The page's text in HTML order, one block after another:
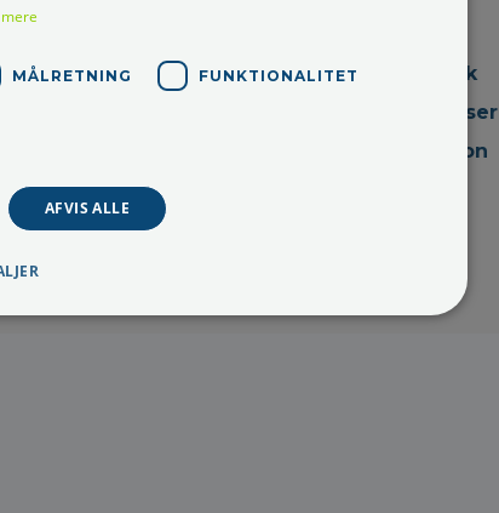
15:00
Persondatapolitik
Handelsbetingelser
Cookieinformation
MÅLRETNING FUNKTIONALITET
AFVIS ALLE